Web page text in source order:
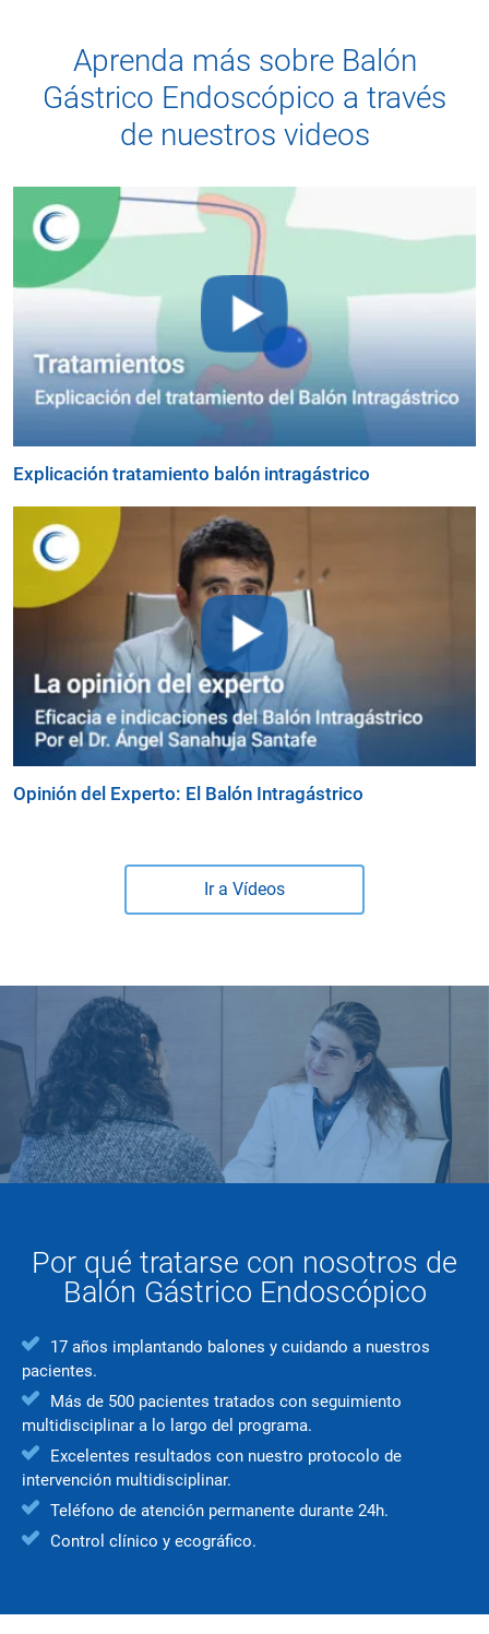
Aprenda más sobre Balón
Gástrico Endoscópico a través
de nuestros videos
Explicación tratamiento balón intragástrico
Opinión del Experto: El Balón Intragástrico
Ir a Vídeos
Por qué tratarse con nosotros de
Balón Gástrico Endoscópico
17 años implantando balones y cuidando a nuestros
pacientes.
Más de 500 pacientes tratados con seguimiento
multidisciplinar a lo largo del programa.
Excelentes resultados con nuestro protocolo de
intervención multidisciplinar.
Teléfono de atención permanente durante 24h.
Control clínico y ecográfico.